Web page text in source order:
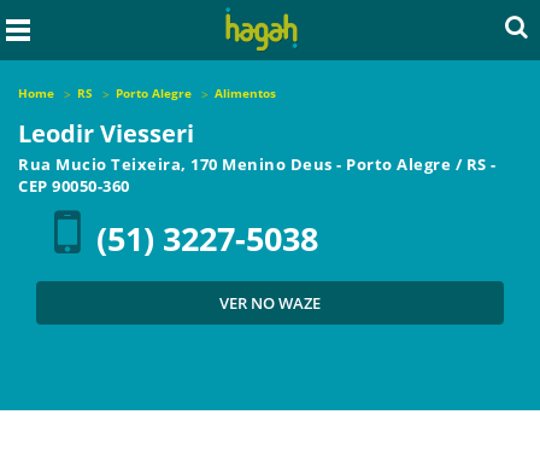
Home RS Porto Alegre Alimentos
Leodir Viesseri
Rua Mucio Teixeira, 170 Menino Deus - Porto Alegre / RS -
CEP 90050-360
(51) 3227-5038
VER NO WAZE